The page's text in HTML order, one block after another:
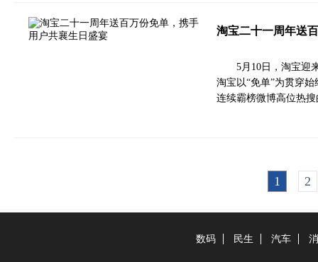
淘宝二十一周年送
5月10日，淘宝迎
淘宝以“免单”为贯穿
连续霸榜微博高位热
1 2
数码 民生 汽车